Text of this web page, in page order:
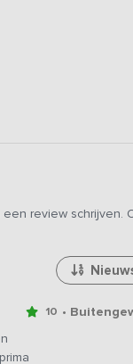
slaapkamers zijn
eigen, moderne,
samen onder de
review schrijven.
10 •